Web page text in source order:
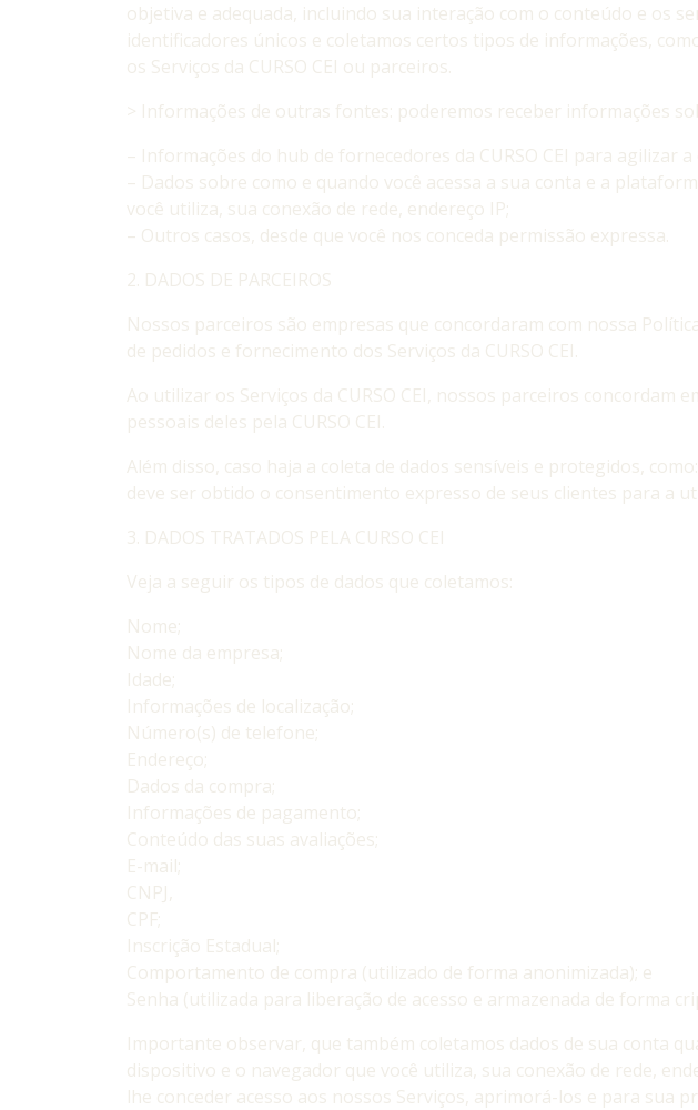
objetiva e adequada, incluindo sua interação com o conteúdo e os
identificadores únicos e coletamos certos tipos de informações,
os Serviços da CURSO CEI ou parceiros.
> Informações de outras fontes: poderemos receber informações
– Informações do hub de fornecedores da CURSO CEI para agilizar
– Dados sobre como e quando você acessa a sua conta e a
você utiliza, sua conexão de rede, endereço IP;
– Outros casos, desde que você nos conceda permissão expressa.
2. DADOS DE PARCEIROS
Nossos parceiros são empresas que concordaram com nossa
de pedidos e fornecimento dos Serviços da CURSO CEI.
Ao utilizar os Serviços da CURSO CEI, nossos parceiros
pessoais deles pela CURSO CEI.
Além disso, caso haja a coleta de dados sensíveis e protegidos,
deve ser obtido o consentimento expresso de seus clientes para a
3. DADOS TRATADOS PELA CURSO CEI
Veja a seguir os tipos de dados que coletamos:
Nome;
Nome da empresa;
Idade;
Informações de localização;
Número(s) de telefone;
Endereço;
Dados da compra;
Informações de pagamento;
Conteúdo das suas avaliações;
E-mail;
CNPJ,
CPF;
Inscrição Estadual;
Comportamento de compra (utilizado de forma anonimizada); e
Senha (utilizada para liberação de acesso e armazenada de forma
Importante observar, que também coletamos dados de sua conta
dispositivo e o navegador que você utiliza, sua conexão de rede,
lhe conceder acesso aos nossos Serviços, aprimorá-los e para sua